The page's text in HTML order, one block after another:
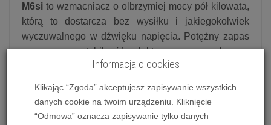
M6si to wzmacniacz o olbrzymiej mocy pół kilowata,
którą to dostarcza bez wysiłku i jakiegokolwiek
wyczuwalnego w dźwięku napięcia. Potężny zapas
mocy oraz stabilność elektryczna pozwala mu
wysterować praktycznie każde kolumny. W stosunku
nową jakość. Bezkompromisowe starania działu
projektowego sprawiły, że nowy model jest
Informacja o cookies
Klikając “Zgoda” akceptujesz zapisywanie wszystkich
danych cookie na twoim urządzeniu. Kliknięcie
“Odmowa” oznacza zapisywanie tylko danych